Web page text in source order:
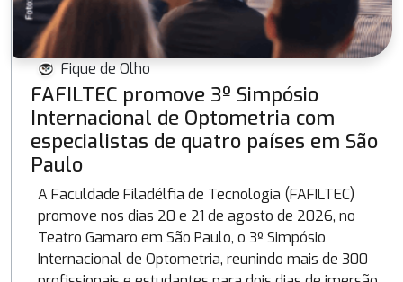
Fique de Olho
FAFILTEC promove 3º Simpósio
Internacional de Optometria com
especialistas de quatro países em São
Paulo
A Faculdade Filadélfia de Tecnologia (FAFILTEC)
promove nos dias 20 e 21 de agosto de 2026, no
Teatro Gamaro em São Paulo, o 3º Simpósio
Internacional de Optometria, reunindo mais de 300